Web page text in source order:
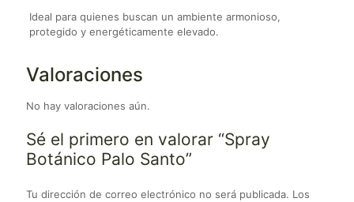
Ideal para quienes buscan un ambiente armonioso,
protegido y energéticamente elevado.
Valoraciones
No hay valoraciones aún.
Sé el primero en valorar “Spray
Botánico Palo Santo”
Tu dirección de correo electrónico no será publicada. Los